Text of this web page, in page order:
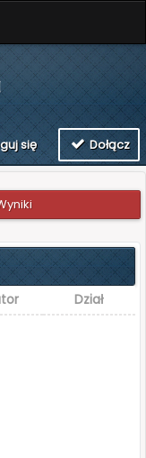
się Dołącz
Dział